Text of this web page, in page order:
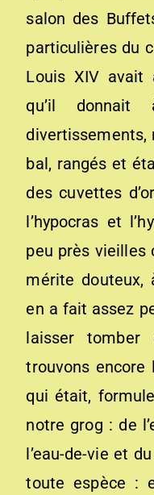
salon des
particulières du
Louis XIV avait
qu’il
divertissements,
bal, rangés et
des cuvettes
l’hypocras et
peu près vieilles
mérite douteux,
en a fait assez
laisser tomber
trouvons encore
qui était,
notre grog : de
l’eau-de-vie et
toute espèce :